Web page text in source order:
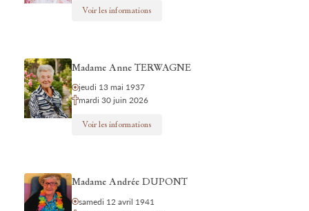
Voir les informations
Madame Anne TERWAGNE
jeudi 13 mai 1937
mardi 30 juin 2026
Voir les informations
Madame Andrée DUPONT
samedi 12 avril 1941